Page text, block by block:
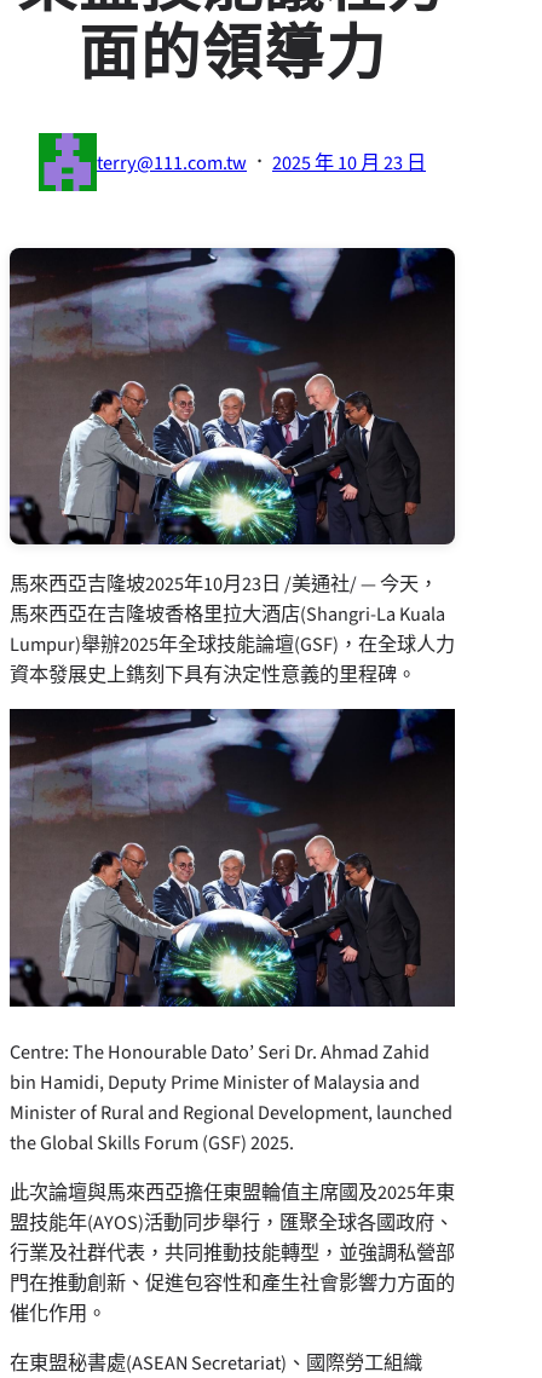
面的領導力
terry@111.com.tw · 2025 年 10 月 23 日
馬來西亞吉隆坡2025年10月23日 /美通社/ — 今天，
馬來西亞在吉隆坡香格里拉大酒店(Shangri-La Kuala
Lumpur)舉辦2025年全球技能論壇(GSF)，在全球人力
資本發展史上鐫刻下具有決定性意義的里程碑。
Centre: The Honourable Dato’ Seri Dr. Ahmad Zahid
bin Hamidi, Deputy Prime Minister of Malaysia and
Minister of Rural and Regional Development, launched
the Global Skills Forum (GSF) 2025.
此次論壇與馬來西亞擔任東盟輪值主席國及2025年東
盟技能年(AYOS)活動同步舉行，匯聚全球各國政府、
行業及社群代表，共同推動技能轉型，並強調私營部
門在推動創新、促進包容性和產生社會影響力方面的
催化作用。
在東盟秘書處(ASEAN Secretariat)、國際勞工組織